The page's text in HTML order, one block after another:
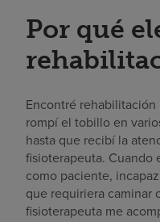
Por qué
Encontré
rompí el tobillo en
hasta que recibí la
fisioterapeuta. Cuando
como paciente,
que requiriera caminar
fisioterapeuta me